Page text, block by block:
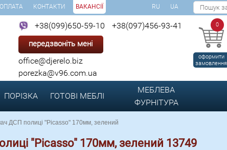
КОНТАКТИ ВАКАНСІЇ RU UA
+38(099)650-59-10 +38(097)456-93-41
передзвоніть мені
office@djerelo.biz
porezka@v96.com.ua
0
оформити
замовлення
ПОРІЗКА ГОТОВІ МЕБЛІ
МЕБЛЕВА
ФУРНІТУРА
ДСП полиці "Picasso" 170мм, зелений
"Picasso" 170мм, зелений 13749